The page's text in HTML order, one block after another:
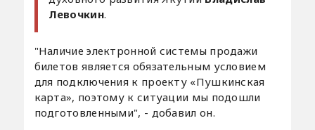
Левочкин.
"Наличие электронной системы продажи
билетов является обязательным условием
для подключения к проекту «Пушкинская
карта», поэтому к ситуации мы подошли
подготовленными", - добавил он.